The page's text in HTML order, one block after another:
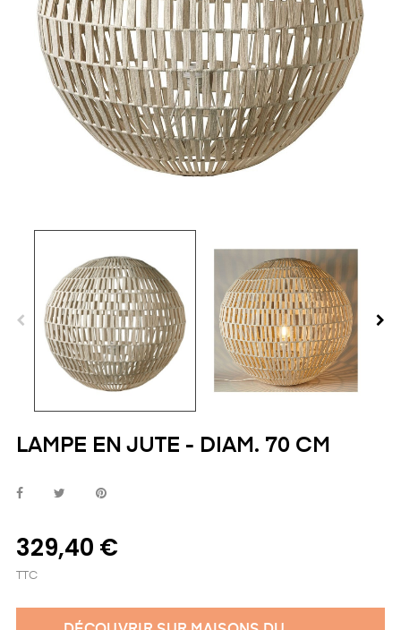
LAMPE EN JUTE - DIAM. 70 CM
329,40 €
TTC